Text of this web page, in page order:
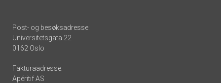
Post- og besøksadresse:
Universitetsgata 22
0162 Oslo
Fakturaadresse:
Apéritif AS